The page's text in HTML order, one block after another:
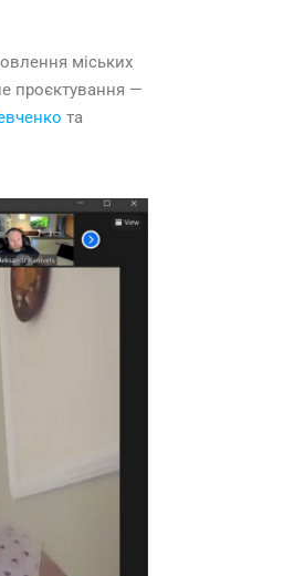
міських
проєктування —
та